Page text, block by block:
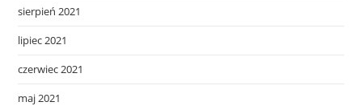
sierpień 2021
lipiec 2021
czerwiec 2021
maj 2021